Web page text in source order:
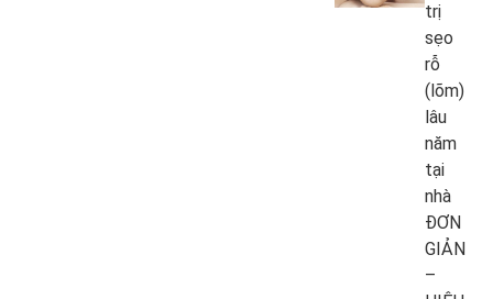
trị
sẹo
rỗ
(lõm)
lâu
năm
tại
nhà
ĐƠN
GIẢN
–